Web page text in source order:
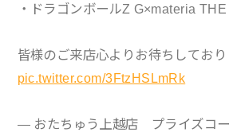
・ドラゴンボールZ G×materia
皆様のご来店心よりお待ちしてお
pic.twitter.com/3FtzHSLmRk
— おたちゅう上越店 プライズコ